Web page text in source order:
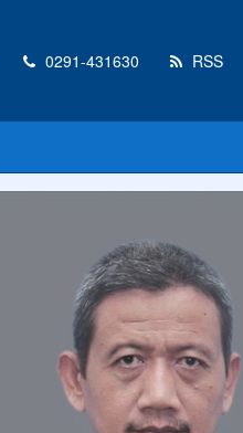
0291-431630 RSS